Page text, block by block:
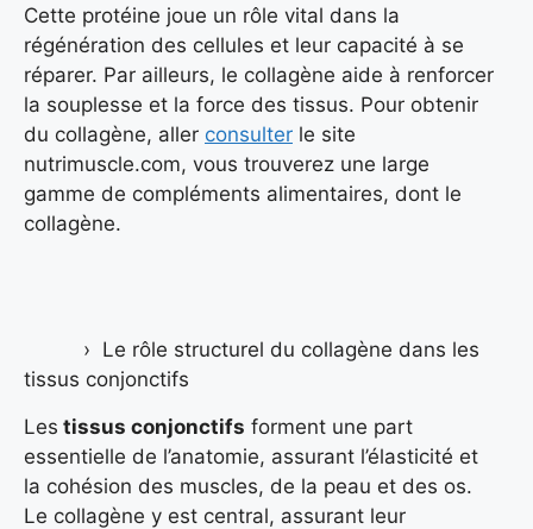
Cette protéine joue un rôle vital dans la
régénération des cellules et leur capacité à se
réparer. Par ailleurs, le collagène aide à renforcer
la souplesse et la force des tissus. Pour obtenir
du collagène, aller consulter le site
nutrimuscle.com, vous trouverez une large
gamme de compléments alimentaires, dont le
collagène.
Le rôle structurel du collagène dans les
tissus conjonctifs
Les tissus conjonctifs forment une part
essentielle de l’anatomie, assurant l’élasticité et
la cohésion des muscles, de la peau et des os.
Le collagène y est central, assurant leur